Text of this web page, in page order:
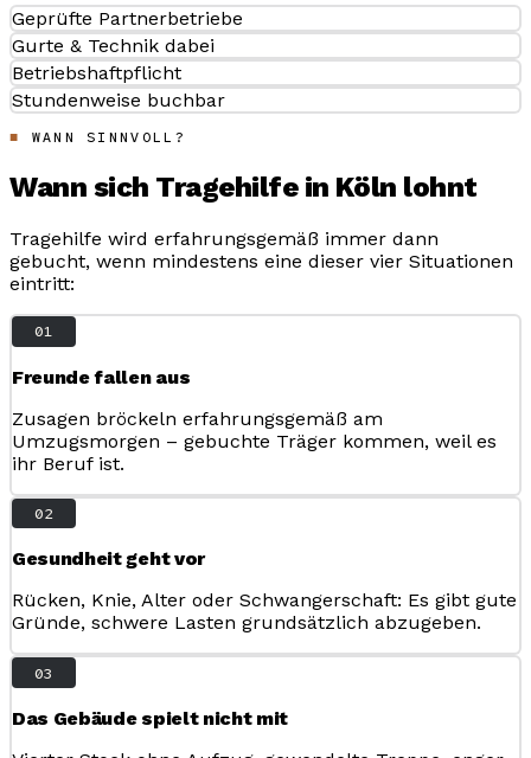
Geprüfte Partnerbetriebe
Gurte & Technik dabei
Betriebshaftpflicht
Stundenweise buchbar
WANN SINNVOLL?
Wann sich Tragehilfe in Köln lohnt
Tragehilfe wird erfahrungsgemäß immer dann
gebucht, wenn mindestens eine dieser vier Situationen
eintritt:
01
Freunde fallen aus
Zusagen bröckeln erfahrungsgemäß am
Umzugsmorgen – gebuchte Träger kommen, weil es
ihr Beruf ist.
02
Gesundheit geht vor
Rücken, Knie, Alter oder Schwangerschaft: Es gibt gute
Gründe, schwere Lasten grundsätzlich abzugeben.
03
Das Gebäude spielt nicht mit